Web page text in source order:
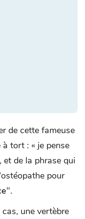
de cette fameuse
tort : « je pense
et de la phrase qui
pour
".
une vertèbre